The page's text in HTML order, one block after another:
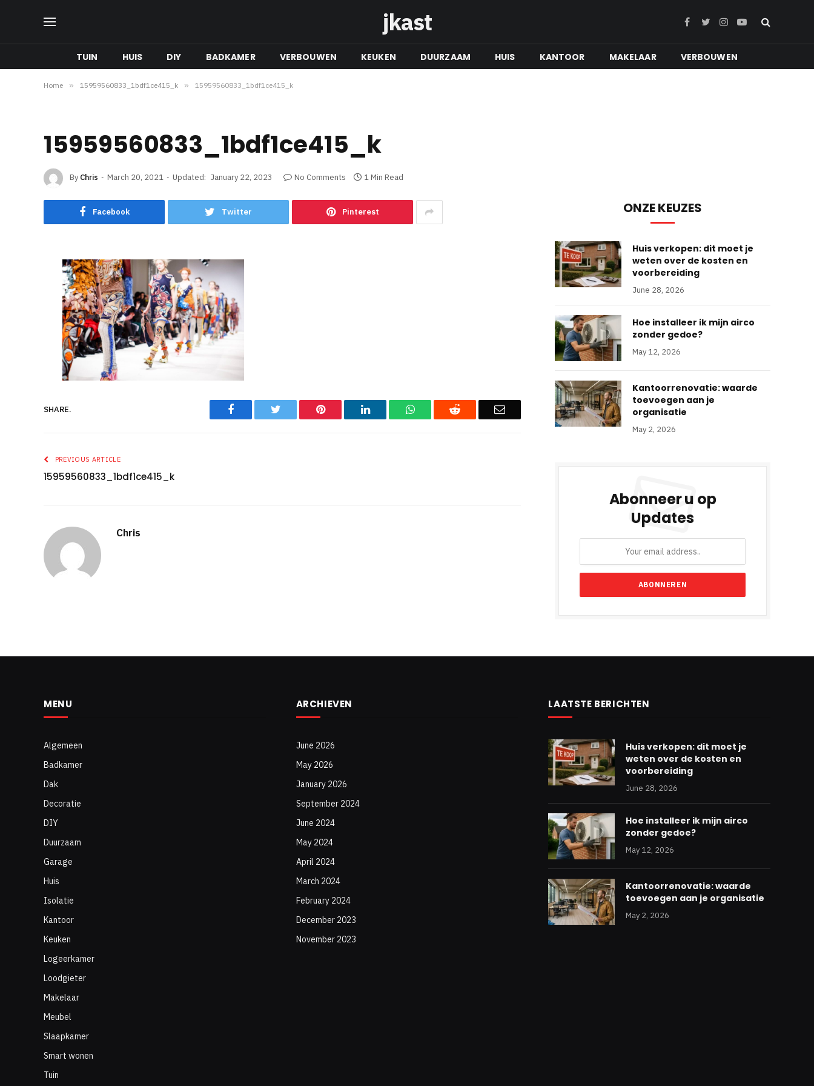
jkast Facebook
TwitterInstagram
YouTube
TUIN HUIS DIY BADKAMER VERBOUWEN KEUKEN DUURZAAM HUIS KANTOOR MAKELAAR VERBOUWEN
Home » 15959560833_1bdf1ce415_k » 15959560833_1bdf1ce415_k
15959560833_1bdf1ce415_k
By Chris March 20, 2021 Updated: January 22, 2023 No Comments 1 Min Read
Facebook Twitter Pinterest
SHARE. Facebook Twitter Pinterest LinkedIn WhatsAppReddit Email
PREVIOUS ARTICLE
15959560833_1bdf1ce415_k
Chris
ONZE KEUZES
Huis verkopen: dit moet je
weten over de kosten en
voorbereiding
June 28, 2026
Hoe installeer ik mijn airco
zonder gedoe?
May 12, 2026
Kantoorrenovatie: waarde
toevoegen aan je
organisatie
May 2, 2026
Abonneer u op
Updates
MENU
Algemeen
Badkamer
Dak
Decoratie
DIY
Duurzaam
Garage
Huis
Isolatie
Kantoor
Keuken
Logeerkamer
Loodgieter
Makelaar
Meubel
Slaapkamer
Smart wonen
Tuin
ARCHIEVEN
June 2026
May 2026
January 2026
September 2024
June 2024
May 2024
April 2024
March 2024
February 2024
December 2023
November 2023
LAATSTE BERICHTEN
Huis verkopen: dit moet je
weten over de kosten en
voorbereiding
June 28, 2026
Hoe installeer ik mijn airco
zonder gedoe?
May 12, 2026
Kantoorrenovatie: waarde
toevoegen aan je organisatie
May 2, 2026